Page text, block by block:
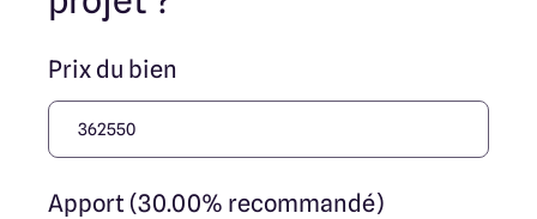
Prix du bien
Apport (30.00% recommandé)